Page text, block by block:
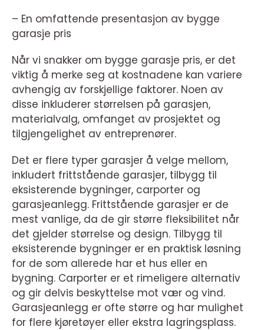
– En omfattende presentasjon av bygge
garasje pris
Når vi snakker om bygge garasje pris, er det
viktig å merke seg at kostnadene kan variere
avhengig av forskjellige faktorer. Noen av
disse inkluderer størrelsen på garasjen,
materialvalg, omfanget av prosjektet og
tilgjengelighet av entreprenører.
Det er flere typer garasjer å velge mellom,
inkludert frittstående garasjer, tilbygg til
eksisterende bygninger, carporter og
garasjeanlegg. Frittstående garasjer er de
mest vanlige, da de gir større fleksibilitet når
det gjelder størrelse og design. Tilbygg til
eksisterende bygninger er en praktisk løsning
for de som allerede har et hus eller en
bygning. Carporter er et rimeligere alternativ
og gir delvis beskyttelse mot vær og vind.
Garasjeanlegg er ofte større og har mulighet
for flere kjøretøyer eller ekstra lagringsplass.